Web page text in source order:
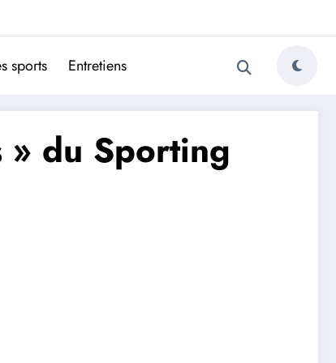
sports Entretiens
» du Sporting